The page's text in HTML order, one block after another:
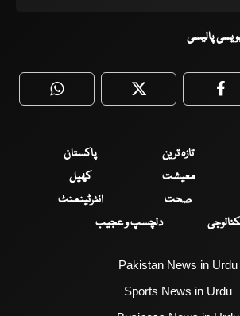
پالیسی
WhatsApp Twitter
تازہ ترین
پاکستان
معیشت
کھیل
صحت
انٹرٹینمنٹ
دلچسپ و عجیب
Pakistan News in Urdu
Sports News in Urdu